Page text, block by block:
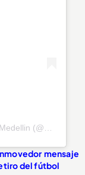
mensaje
del fútbol